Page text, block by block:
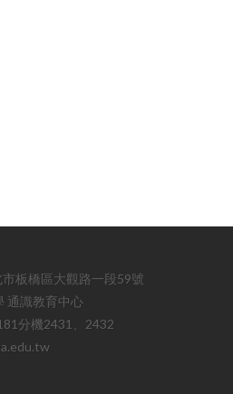
板橋區大觀路一段59號
通識教育中心
分機2431、2432